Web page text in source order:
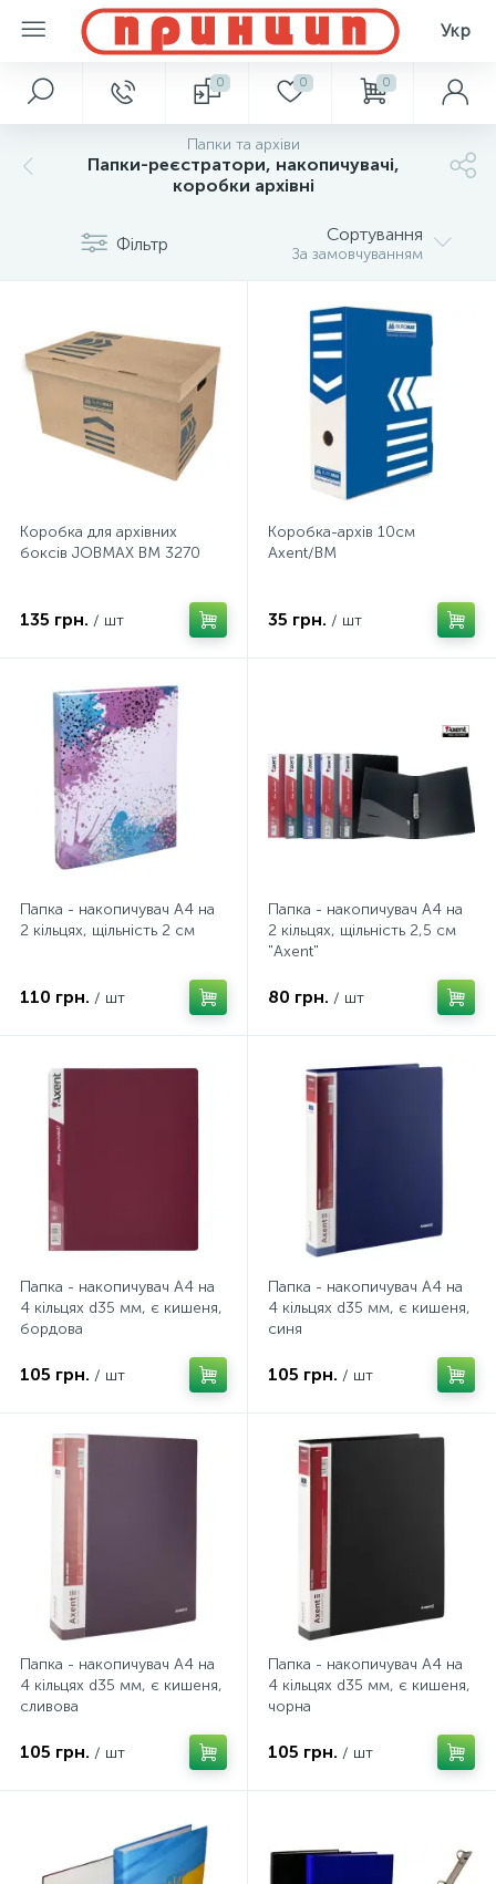
Укр
0 0 0
Папки та архіви
Папки-реєстратори, накопичувачі,
коробки архівні
Фільтр Сортування
За замовчуванням
Коробка для архівних
боксів JOBMAX BM 3270
135 грн. / шт
Коробка-архів 10см
Axent/BM
35 грн. / шт
Папка - накопичувач А4 на
2 кільцях, щільність 2 см
110 грн. / шт
Папка - накопичувач А4 на
2 кільцях, щільність 2,5 см
"Axent"
80 грн. / шт
Папка - накопичувач А4 на
4 кільцях d35 мм, є кишеня,
бордова
105 грн. / шт
Папка - накопичувач А4 на
4 кільцях d35 мм, є кишеня,
синя
105 грн. / шт
Папка - накопичувач А4 на
4 кільцях d35 мм, є кишеня,
сливова
105 грн. / шт
Папка - накопичувач А4 на
4 кільцях d35 мм, є кишеня,
чорна
105 грн. / шт